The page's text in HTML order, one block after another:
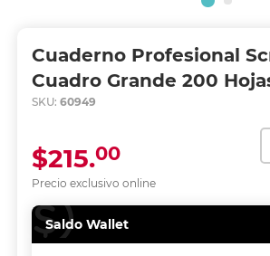
Cuaderno Profesional
Cuadro Grande 200
SKU: 60949
Precio exclusivo online
$215.00
Saldo Wallet